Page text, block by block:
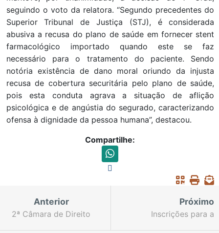
seguindo o voto da relatora. “Segundo precedentes do
Superior Tribunal de Justiça (STJ), é considerada
abusiva a recusa do plano de saúde em fornecer stent
farmacológico importado quando este se faz
necessário para o tratamento do paciente. Sendo
notória existência de dano moral oriundo da injusta
recusa de cobertura securitária pelo plano de saúde,
pois esta conduta agrava a situação de aflição
psicológica e de angústia do segurado, caracterizando
ofensa à dignidade da pessoa humana”, destacou.
Compartilhe:
Anterior
2ª Câmara de Direito
Próximo
Inscrições para a